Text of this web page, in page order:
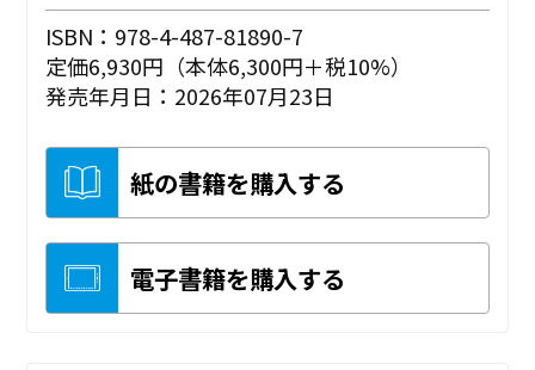
ISBN：978-4-487-81890-7
定価6,930円（本体6,300円＋税10%）
発売年月日：2026年07月23日
紙の書籍を購入する
電子書籍を購入する